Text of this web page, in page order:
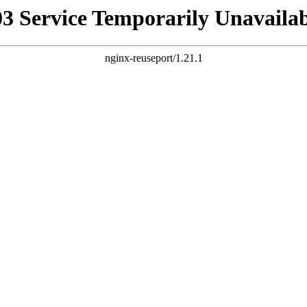
Service Temporarily
nginx-reuseport/1.21.1